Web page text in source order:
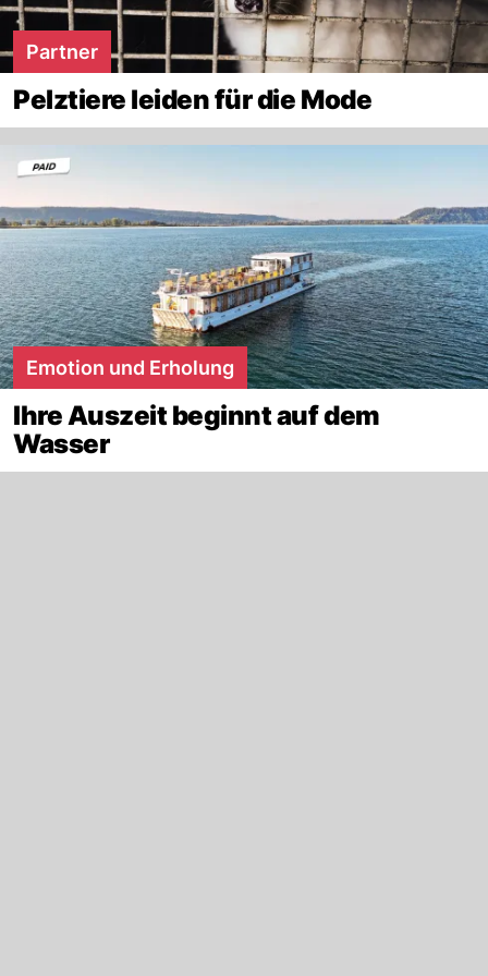
Partner
Pelztiere leiden für die Mode
Emotion und Erholung
Ihre Auszeit beginnt auf dem
Wasser